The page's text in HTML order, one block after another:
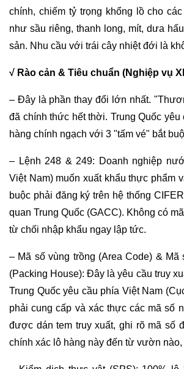
chính, chiếm tỷ trọng khổng lồ cho
như sầu riêng, thanh long, mít, dưa
sản. Nhu cầu với trái cây nhiệt đới là
√ Rào cản & Tiêu chuẩn (Nghiệp vụ
– Đây là phần thay đổi lớn nhất.
đã chính thức hết thời. Trung Quốc yêu
hàng chính ngạch với 3 "tấm vé" bắt
– Lệnh 248 & 249: Doanh nghiệp
Việt Nam) muốn xuất khẩu thực phẩm
buộc phải đăng ký trên hệ thống
quan Trung Quốc (GACC). Không có
từ chối nhập khẩu ngay lập tức.
– Mã số vùng trồng (Area Code) &
(Packing House): Đây là yêu cầu truy
Trung Quốc yêu cầu phía Việt Nam
phải cung cấp và xác thực các mã số
được dán tem truy xuất, ghi rõ mã số
chính xác lô hàng này đến từ vườn